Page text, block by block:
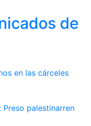
de
en las cárceles
Preso palestinarren